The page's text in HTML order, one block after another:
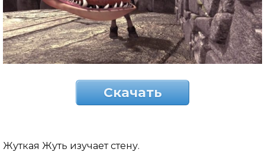
Скачать
Жуткая Жуть изучает стену.